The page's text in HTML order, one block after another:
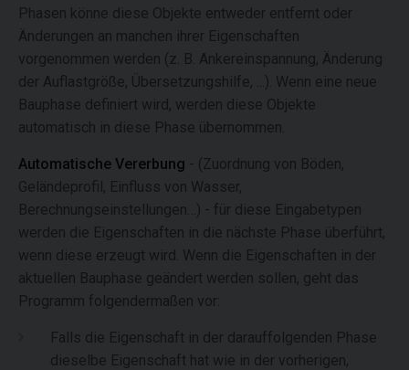
Phasen könne diese Objekte entweder entfernt oder
Änderungen an manchen ihrer Eigenschaften
vorgenommen werden (z. B. Ankereinspannung, Änderung
der Auflastgröße, Übersetzungshilfe, ...). Wenn eine neue
Bauphase definiert wird, werden diese Objekte
automatisch in diese Phase übernommen.
Automatische Vererbung - (Zuordnung von Böden,
Geländeprofil, Einfluss von Wasser,
Berechnungseinstellungen…) - für diese Eingabetypen
werden die Eigenschaften in die nächste Phase überführt,
wenn diese erzeugt wird. Wenn die Eigenschaften in der
aktuellen Bauphase geändert werden sollen, geht das
Programm folgendermaßen vor:
Falls die Eigenschaft in der darauffolgenden Phase
dieselbe Eigenschaft hat wie in der vorherigen,